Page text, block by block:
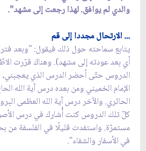
والدي لم يوافق. لهذا رجعت إلى مشهد".
... الارتحال مجددا إلى قم
يتابع سماحته حول ذلك فيقول: "وبعد
أي بعد عودته إلى مشهد). وهناك قرّرت
الدروس حتّى أحضر الدرس الذي
الإمام الخميني ومن بعده درس آية الله
الحائري. والآخر درس آية الله العظمى
كلّ تلك الدروس كنت أُشارك في درس
مستمرّة. واستفدت قليلًا في الفلسفة من
في الأسفار والشفاء".